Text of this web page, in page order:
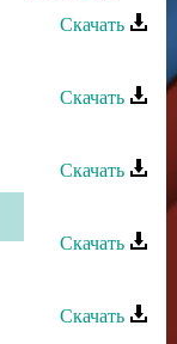
Скачать
Скачать
Скачать
Скачать
Скачать